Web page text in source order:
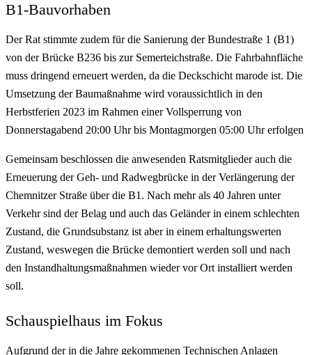
B1-Bauvorhaben
Der Rat stimmte zudem für die Sanierung der Bundestraße 1 (B1)
von der Brücke B236 bis zur Semerteichstraße. Die Fahrbahnfläche
muss dringend erneuert werden, da die Deckschicht marode ist. Die
Umsetzung der Baumaßnahme wird voraussichtlich in den
Herbstferien 2023 im Rahmen einer Vollsperrung von
Donnerstagabend 20:00 Uhr bis Montagmorgen 05:00 Uhr erfolgen
Gemeinsam beschlossen die anwesenden Ratsmitglieder auch die
Erneuerung der Geh- und Radwegbrücke in der Verlängerung der
Chemnitzer Straße über die B1. Nach mehr als 40 Jahren unter
Verkehr sind der Belag und auch das Geländer in einem schlechten
Zustand, die Grundsubstanz ist aber in einem erhaltungswerten
Zustand, weswegen die Brücke demontiert werden soll und nach
den Instandhaltungsmaßnahmen wieder vor Ort installiert werden
soll.
Schauspielhaus im Fokus
Aufgrund der in die Jahre gekommenen Technischen Anlagen